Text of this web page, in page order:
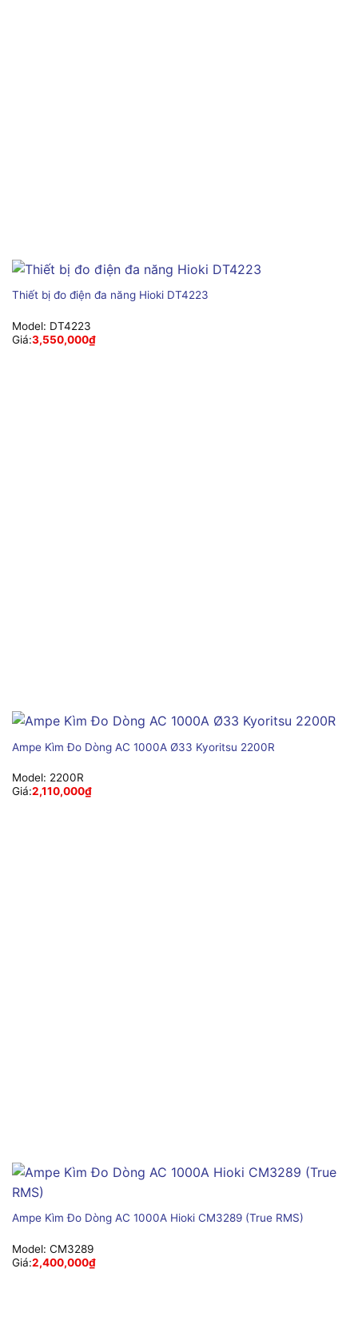
Thiết bị đo điện đa năng Hioki DT4223
Model: DT4223
Giá:3,550,000₫
Ampe Kìm Đo Dòng AC 1000A Ø33 Kyoritsu 2200R
Model: 2200R
Giá:2,110,000₫
Ampe Kìm Đo Dòng AC 1000A Hioki CM3289 (True RMS)
Model: CM3289
Giá:2,400,000₫